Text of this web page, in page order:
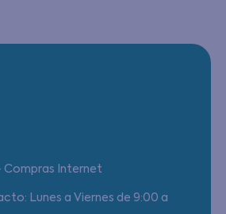
Compras Internet
Lunes a Viernes de 9:00 a